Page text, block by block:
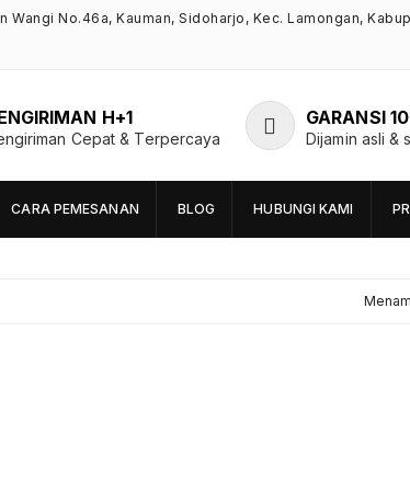
Wangi No.46a, Kauman, Sidoharjo, Kec. Lamongan,
H+1
Cepat & Terpercaya
GARANSI
Dijamin asli &
CARA PEMESANAN BLOG HUBUNGI KAMI